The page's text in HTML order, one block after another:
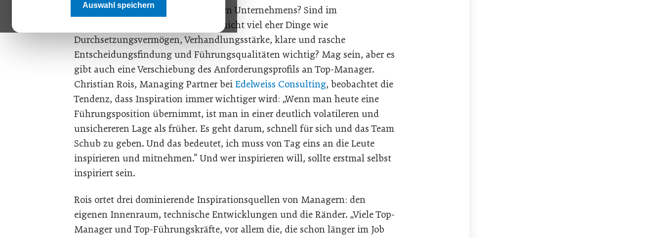
Auswahl speichern
Geschäftsführer eines ambitionierten Unternehmens? Sind im
Businessalltag auf höchster Ebene nicht viel eher Dinge wie
Durchsetzungsvermögen, Verhandlungsstärke, klare und rasche
Entscheidungsfindung und Führungsqualitäten wichtig? Mag sein, aber es
gibt auch eine Verschiebung des Anforderungsprofils an Top-Manager.
Christian Rois, Managing Partner bei Edelweiss Consulting, beobachtet die
Tendenz, dass Inspiration immer wichtiger wird: „Wenn man heute eine
Führungsposition übernimmt, ist man in einer deutlich volatileren und
unsichereren Lage als früher. Es geht darum, schnell für sich und das Team
Schub zu geben. Und das bedeutet, ich muss von Tag eins an die Leute
inspirieren und mitnehmen.“ Und wer inspirieren will, sollte erstmal selbst
inspiriert sein.
Rois ortet drei dominierende Inspirationsquellen von Managern: den
eigenen Innenraum, technische Entwicklungen und die Ränder. „Viele Top-
Manager und Top-Führungskräfte, vor allem die, die schon länger im Job